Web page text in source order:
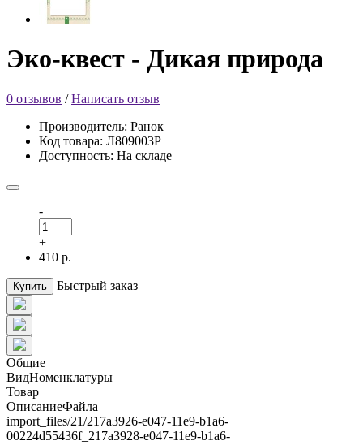
Эко-квест - Дикая природа
0 отзывов /Написать отзыв
Производитель: Ранок
Код товара: Л809003Р
Доступность: На складе
-
+
410 р.
Купить Быстрый заказ
Общие
ВидНоменклатуры
Товар
ОписаниеФайла
import_files/21/217a3926-e047-11e9-b1a6-
00224d55436f_217a3928-e047-11e9-b1a6-